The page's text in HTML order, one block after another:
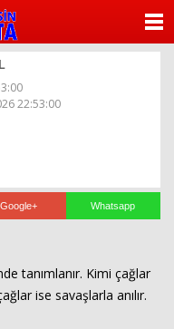
22:53:00
Google+ Whatsapp
tanımlanır. Kimi çağlar
ise savaşlarla anılır.
YAZARLAR